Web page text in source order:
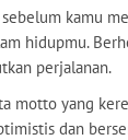
sebelum kamu
hidupmu.
perjalanan.
motto yang
dan